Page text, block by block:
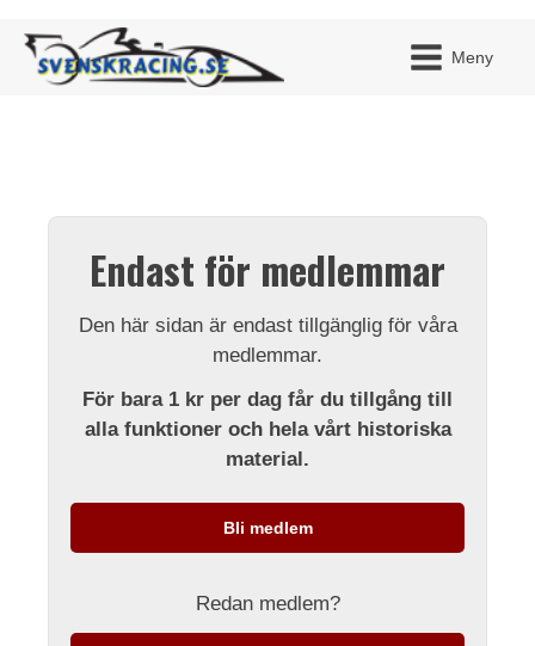
Meny
Endast för medlemmar
Den här sidan är endast tillgänglig för våra
medlemmar.
För bara 1 kr per dag får du tillgång till
alla funktioner och hela vårt historiska
material.
Bli medlem
Redan medlem?